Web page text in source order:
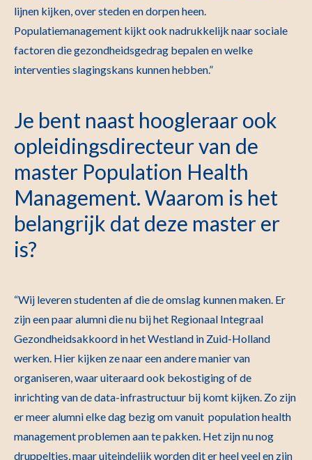
lijnen kijken, over steden en dorpen heen.
Populatiemanagement kijkt ook nadrukkelijk naar sociale
factoren die gezondheidsgedrag bepalen en welke
interventies slagingskans kunnen hebben.”
Je bent naast hoogleraar ook
opleidingsdirecteur van de
master Population Health
Management. Waarom is het
belangrijk dat deze master er
is?
“Wij leveren studenten af die de omslag kunnen maken. Er
zijn een paar alumni die nu bij het Regionaal Integraal
Gezondheidsakkoord in het Westland in Zuid-Holland
werken. Hier kijken ze naar een andere manier van
organiseren, waar uiteraard ook bekostiging of de
inrichting van de data-infrastructuur bij komt kijken. Zo zijn
er meer alumni elke dag bezig om vanuit population health
management problemen aan te pakken. Het zijn nu nog
druppeltjes, maar uiteindelijk worden dit er heel veel en zijn